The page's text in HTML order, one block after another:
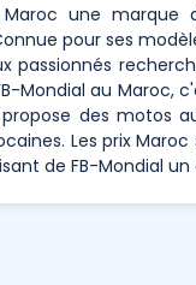
Maroc une
pour ses
passionnés
Mondial au
des motos
Les prix
de FB-Mondial